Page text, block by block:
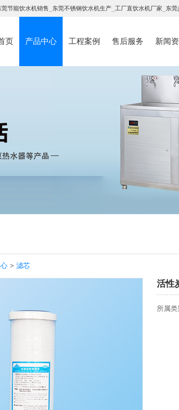
莞节能饮水机销售 东莞不锈钢饮水机生产 工厂直饮水机厂家 东
页 产品中心 工程案例 售后服务 新闻
> 滤芯
活性
所属